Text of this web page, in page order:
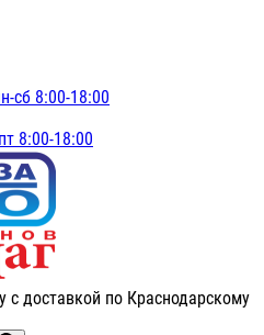
сб 8:00-18:00
8:00-18:00
с доставкой по Краснодарскому